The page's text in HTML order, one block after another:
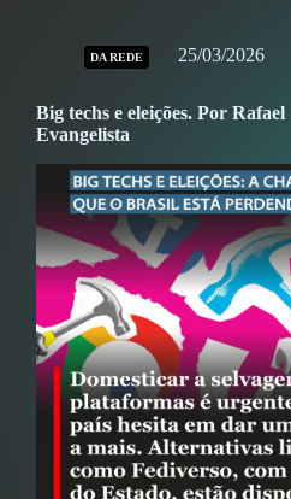
DA REDE 25/03/2026
Big techs e eleições. Por Rafael
Evangelista